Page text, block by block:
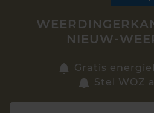
Vragen? Neem contact met
NIEUW-
Gratis
Stel WOZ